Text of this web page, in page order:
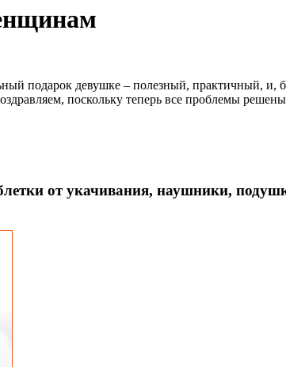
подарок девушке – полезный, практичный, и,
поскольку теперь все проблемы
от укачивания, наушники,